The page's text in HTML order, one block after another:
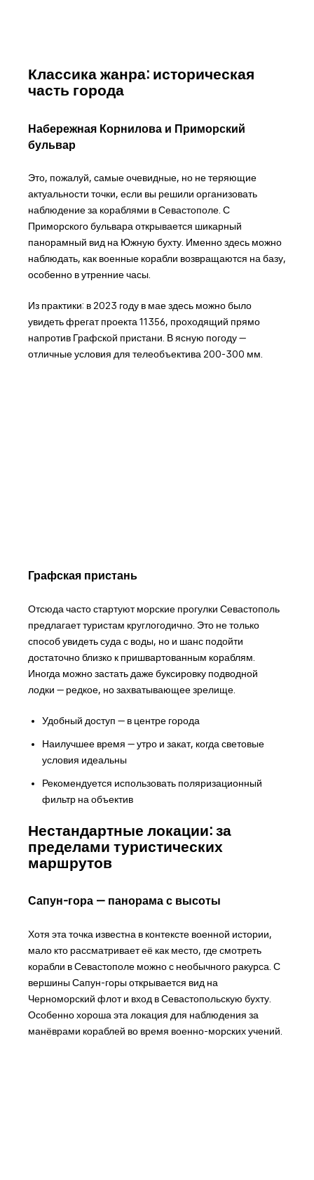
Классика жанра: историческая
часть города
Набережная Корнилова и Приморский
бульвар
Это, пожалуй, самые очевидные, но не теряющие
актуальности точки, если вы решили организовать
наблюдение за кораблями в Севастополе. С
Приморского бульвара открывается шикарный
панорамный вид на Южную бухту. Именно здесь можно
наблюдать, как военные корабли возвращаются на базу,
особенно в утренние часы.
Из практики: в 2023 году в мае здесь можно было
увидеть фрегат проекта 11356, проходящий прямо
напротив Графской пристани. В ясную погоду —
отличные условия для телеобъектива 200-300 мм.
Графская пристань
Отсюда часто стартуют морские прогулки Севастополь
предлагает туристам круглогодично. Это не только
способ увидеть суда с воды, но и шанс подойти
достаточно близко к пришвартованным кораблям.
Иногда можно застать даже буксировку подводной
лодки — редкое, но захватывающее зрелище.
Удобный доступ — в центре города
Наилучшее время — утро и закат, когда световые
условия идеальны
Рекомендуется использовать поляризационный
фильтр на объектив
Нестандартные локации: за
пределами туристических
маршрутов
Сапун-гора — панорама с высоты
Хотя эта точка известна в контексте военной истории,
мало кто рассматривает её как место, где смотреть
корабли в Севастополе можно с необычного ракурса. С
вершины Сапун-горы открывается вид на
Черноморский флот и вход в Севастопольскую бухту.
Особенно хороша эта локация для наблюдения за
манёврами кораблей во время военно-морских учений.